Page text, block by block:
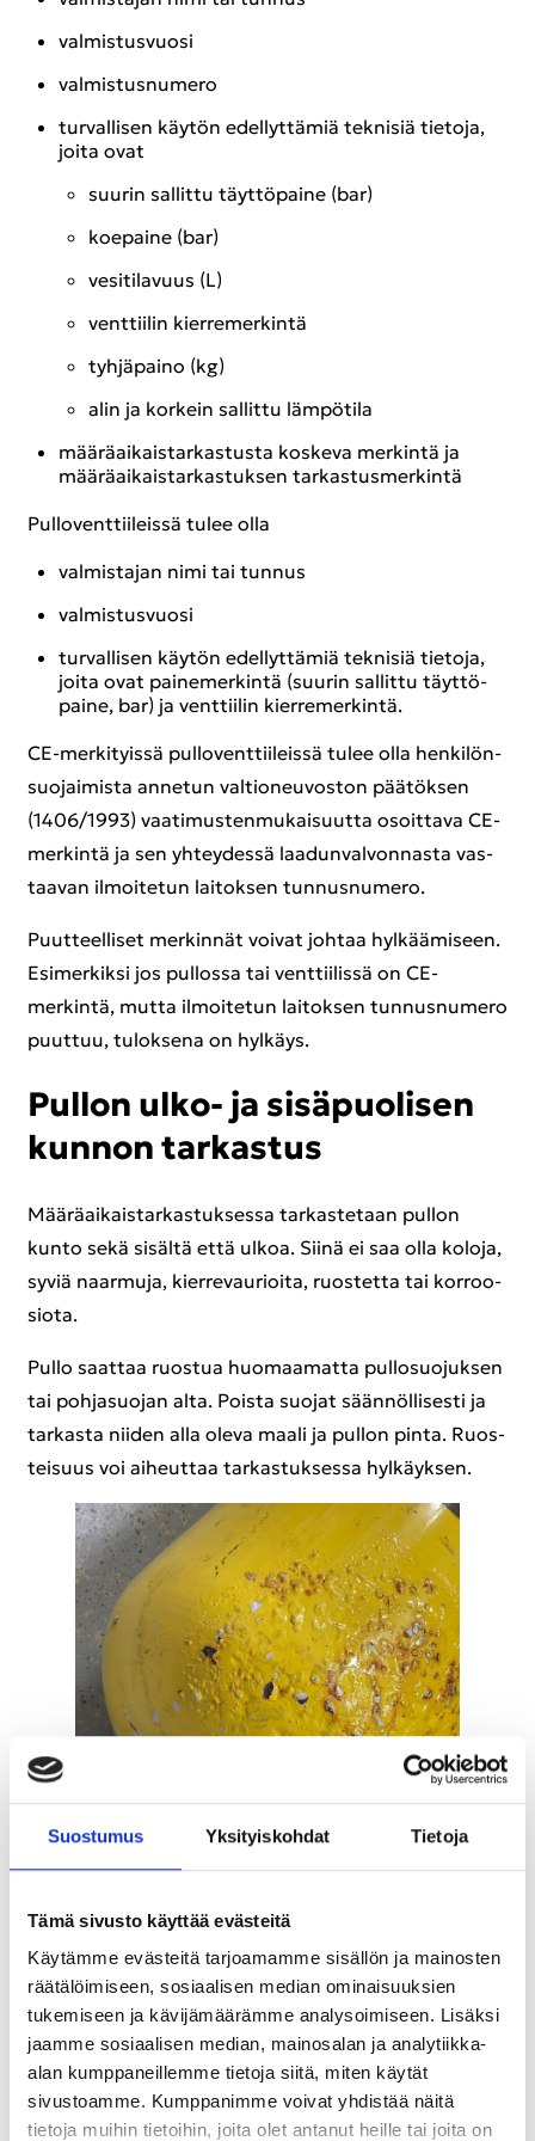
Suos­tu­mus Yk­si­tyis­koh­dat Tie­to­ja
Tämä sivusto käyttää evästeitä
Käytämme evästeitä tarjoamamme sisällön ja mainosten
räätälöimiseen, sosiaalisen median ominaisuuksien
tukemiseen ja kävijämäärämme analysoimiseen. Lisäksi
jaamme sosiaalisen median, mainosalan ja analytiikka-
alan kumppaneillemme tietoja siitä, miten käytät
sivustoamme. Kumppanimme voivat yhdistää näitä
tietoja muihin tietoihin, joita olet antanut heille tai joita on
val­mis­tus­vuo­si
val­mis­tus­nu­me­ro
tur­val­li­sen käy­tön edel­lyt­tä­miä tek­ni­siä tie­to­ja,
joita ovat
suu­rin sal­lit­tu täyt­tö­pai­ne (bar)
koe­pai­ne (bar)
ve­si­ti­la­vuus (L)
vent­tii­lin kier­re­mer­kin­tä
tyh­jä­pai­no (kg)
alin ja kor­kein sal­lit­tu läm­pö­ti­la
mää­rä­ai­kais­tar­kas­tus­ta kos­ke­va mer­kin­tä ja
mää­rä­ai­kais­tar­kas­tuk­sen tar­kas­tus­mer­kin­tä
Pul­lo­vent­tii­leis­sä tulee olla
val­mis­ta­jan nimi tai tun­nus
val­mis­tus­vuo­si
tur­val­li­sen käy­tön edel­lyt­tä­miä tek­ni­siä tie­to­ja,
joita ovat pai­ne­mer­kin­tä (suu­rin sal­lit­tu täyt­tö­
pai­ne, bar) ja vent­tii­lin kier­re­mer­kin­tä.
CE-​merkityissä pul­lo­vent­tii­leis­sä tulee olla hen­ki­lön­
suo­jai­mis­ta an­ne­tun val­tio­neu­vos­ton pää­tök­sen
(1406/1993) vaa­ti­mus­ten­mu­kai­suut­ta osoit­ta­va CE-​
merkintä ja sen yh­tey­des­sä laa­dun­val­von­nas­ta vas­
taa­van il­moi­te­tun lai­tok­sen tun­nus­nu­me­ro.
Puut­teel­li­set mer­kin­nät voi­vat joh­taa hyl­kää­mi­seen.
Esi­mer­kik­si jos pul­los­sa tai vent­tii­lis­sä on CE-​
merkintä, mutta il­moi­te­tun lai­tok­sen tun­nus­nu­me­ro
puut­tuu, tu­lok­se­na on hyl­käys.
Pul­lon ulko- ja si­sä­puo­li­sen
kun­non tar­kas­tus
Mää­rä­ai­kais­tar­kas­tuk­ses­sa tar­kas­te­taan pul­lon
kunto sekä si­säl­tä että ulkoa. Siinä ei saa olla ko­lo­ja,
syviä naar­mu­ja, kier­re­vau­rioi­ta, ruos­tet­ta tai kor­roo­
sio­ta.
Pullo saat­taa ruos­tua huo­maa­mat­ta pul­lo­suo­juk­sen
tai poh­ja­suo­jan alta. Pois­ta suo­jat sään­nöl­li­ses­ti ja
tar­kas­ta nii­den alla oleva maali ja pul­lon pinta. Ruos­
tei­suus voi ai­heut­taa tar­kas­tuk­ses­sa hyl­käyk­sen.
Pullo saat­taa ruos­tua huo­maa­mat­ta
poh­ja­suo­jan alta.
Kuva: Marcin Do­bruc­ki